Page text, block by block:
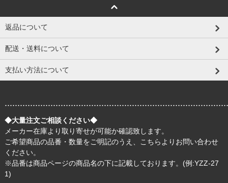
返品について
配送・送料について
支払い方法について
◆大量注文ご相談ください◆
メーカー在庫より取り寄せが可能か確認致します。
ご希望商品の品番・数量をご明記のうえ、
こちら よりお問い合わせ
ください。
※品番は商品ページの商品名の下に記載しております。(例:YZZ-27
1)